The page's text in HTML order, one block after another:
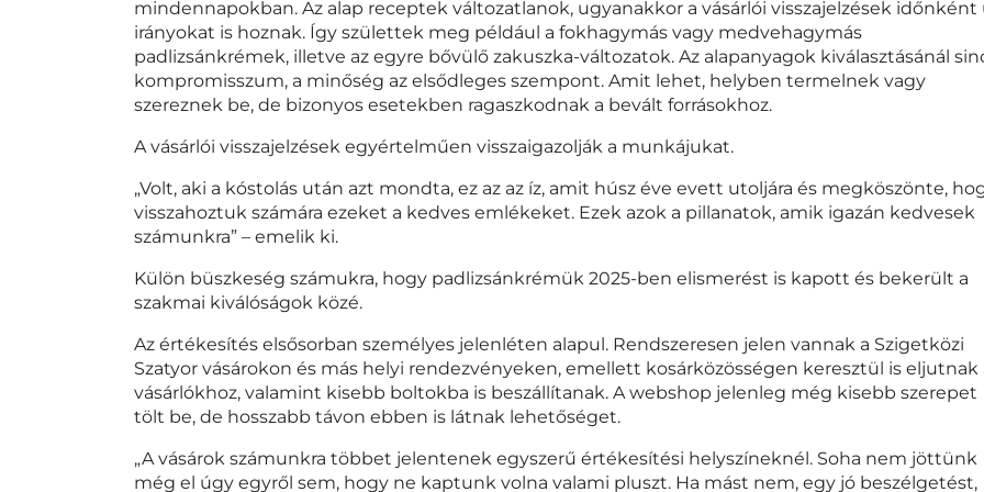
mindennapokban. Az alap receptek változatlanok, ugyanakkor a vásárlói visszajelzések időnként
irányokat is hoznak. Így születtek meg például a fokhagymás vagy medvehagymás
padlizsánkrémek, illetve az egyre bővülő zakuszka-változatok. Az alapanyagok kiválasztásánál
kompromisszum, a minőség az elsődleges szempont. Amit lehet, helyben termelnek vagy
szereznek be, de bizonyos esetekben ragaszkodnak a bevált forrásokhoz.
A vásárlói visszajelzések egyértelműen visszaigazolják a munkájukat.
„Volt, aki a kóstolás után azt mondta, ez az az íz, amit húsz éve evett utoljára és megköszönte,
visszahoztuk számára ezeket a kedves emlékeket. Ezek azok a pillanatok, amik igazán kedvesek
számunkra” – emelik ki.
Külön büszkeség számukra, hogy padlizsánkrémük 2025-ben elismerést is kapott és bekerült a
szakmai kiválóságok közé.
Az értékesítés elsősorban személyes jelenléten alapul. Rendszeresen jelen vannak a Szigetközi
Szatyor vásárokon és más helyi rendezvényeken, emellett kosárközösségen keresztül is eljutnak
vásárlókhoz, valamint kisebb boltokba is beszállítanak. A webshop jelenleg még kisebb szerepet
tölt be, de hosszabb távon ebben is látnak lehetőséget.
„A vásárok számunkra többet jelentenek egyszerű értékesítési helyszíneknél. Soha nem jöttünk
még el úgy egyről sem, hogy ne kaptunk volna valami pluszt. Ha mást nem, egy jó beszélgetést,